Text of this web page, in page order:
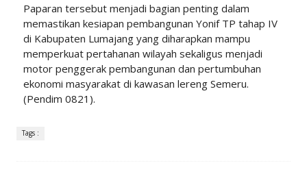
Paparan tersebut menjadi bagian penting dalam
memastikan kesiapan pembangunan Yonif TP tahap IV
di Kabupaten Lumajang yang diharapkan mampu
memperkuat pertahanan wilayah sekaligus menjadi
motor penggerak pembangunan dan pertumbuhan
ekonomi masyarakat di kawasan lereng Semeru.
(Pendim 0821).
Tags :